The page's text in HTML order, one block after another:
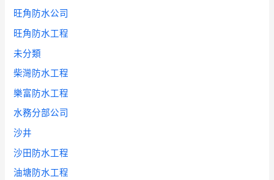
旺角防水公司
旺角防水工程
未分類
柴灣防水工程
樂富防水工程
水務分部公司
沙井
沙田防水工程
油塘防水工程